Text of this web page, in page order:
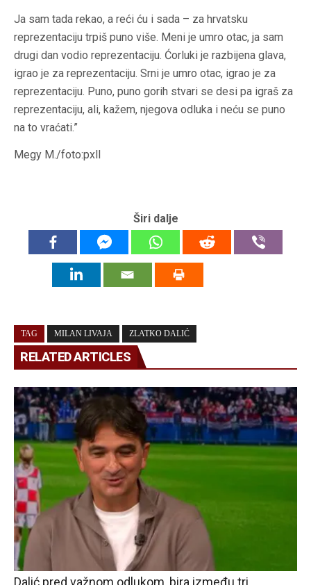
Ja sam tada rekao, a reći ću i sada – za hrvatsku
reprezentaciju trpiš puno više. Meni je umro otac, ja sam
drugi dan vodio reprezentaciju. Ćorluki je razbijena glava,
igrao je za reprezentaciju. Srni je umro otac, igrao je za
reprezentaciju. Puno, puno gorih stvari se desi pa igraš za
reprezentaciju, ali, kažem, njegova odluka i neću se puno
na to vraćati.”
Megy M./foto:pxll
Širi dalje
TAG MILAN LIVAJA ZLATKO DALIĆ
RELATED ARTICLES